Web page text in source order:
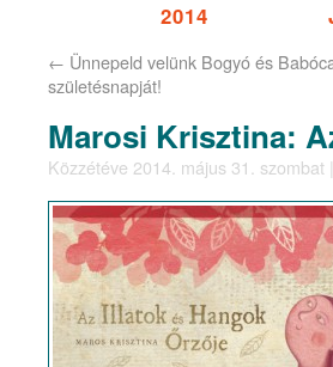
2014
← Ünnepeld velünk Bogyó és
születésnapját!
Marosi Krisztina:
Közzétéve 2014. május 31. szombat |